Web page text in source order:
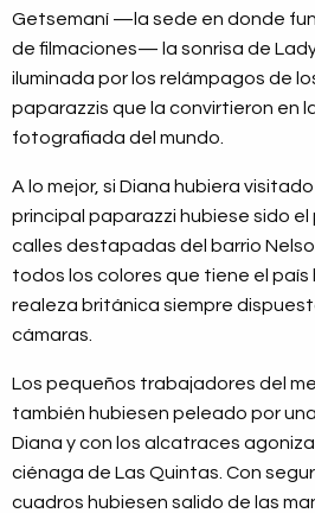
Getsemaní —la sede en donde
de filmaciones— la sonrisa de
iluminada por los relámpagos de
paparazzis que la convirtieron en
fotografiada del mundo.
A lo mejor, si Diana hubiera
principal paparazzi hubiese sido el
calles destapadas del barrio
todos los colores que tiene el
realeza británica siempre
cámaras.
Los pequeños trabajadores del
también hubiesen peleado por
Diana y con los alcatraces
ciénaga de Las Quintas. Con
cuadros hubiesen salido de las